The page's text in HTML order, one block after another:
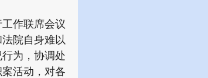
作联席会议
院自身难以
为，协调处
活动，对各